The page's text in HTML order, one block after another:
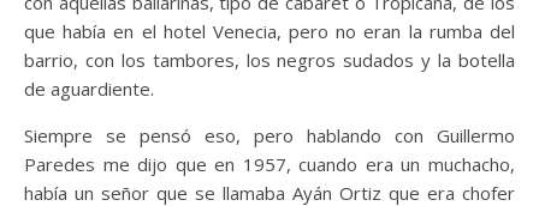
que había en el hotel Venecia, pero no eran la rumba del
barrio, con los tambores, los negros sudados y la botella
de aguardiente.
Siempre se pensó eso, pero hablando con Guillermo
Paredes me dijo que en 1957, cuando era un muchacho,
había un señor que se llamaba Ayán Ortiz que era chofer